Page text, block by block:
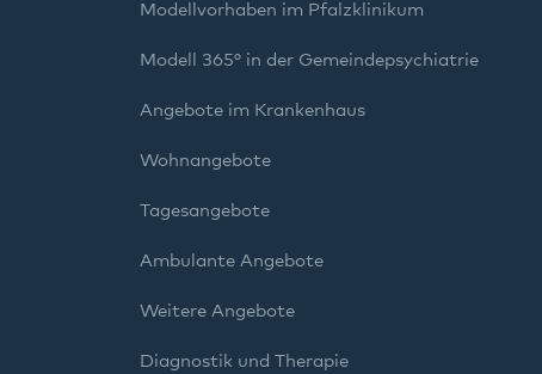
Modellvorhaben im Pfalzklinikum
Modell 365° in der Gemeindepsychiatrie
Angebote im Krankenhaus
Wohnangebote
Tagesangebote
Ambulante Angebote
Weitere Angebote
Diagnostik und Therapie